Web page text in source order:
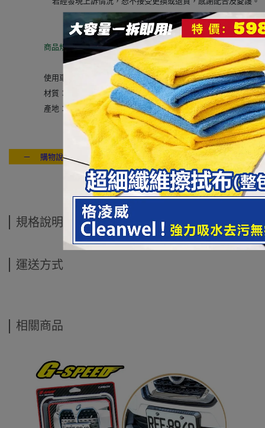
商品規格：
使用車款： 車長度 460cm公分內-四門車適用
材質：聚丙烯、橡膠、不織布
產地：台灣
－ 購物說明：付款方式 / 交貨方式 / 退換貨說明 / 售後服務 / 連絡我們
規格說明
運送方式
相關商品